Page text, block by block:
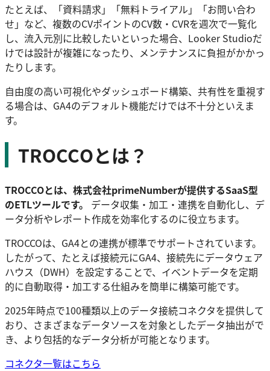
たとえば、「資料請求」「無料トライアル」「お問い合わ
せ」など、複数のCVポイントのCV数・CVRを週次で一覧化
し、流入元別に比較したいといった場合、Looker Studioだ
けでは設計が複雑になったり、メンテナンスに負担がかかっ
たりします。
自由度の高い可視化やダッシュボード構築、共有性を重視す
る場合は、GA4のデフォルト機能だけでは不十分といえま
す。
TROCCOとは？
TROCCOとは、株式会社primeNumberが提供するSaaS型
のETLツールです。
データ収集・加工・連携を自動化し、デ
ータ分析やレポート作成を効率化するのに役立ちます。
TROCCOは、GA4との連携が標準でサポートされています。
したがって、たとえば接続元にGA4、接続先にデータウェア
ハウス（DWH）を設定することで、イベントデータを定期
的に自動取得・加工する仕組みを簡単に構築可能です。
2025年時点で100種類以上のデータ接続コネクタを提供して
おり、さまざまなデータソースを対象としたデータ抽出がで
き、より包括的なデータ分析が可能となります。
コネクタ一覧はこちら